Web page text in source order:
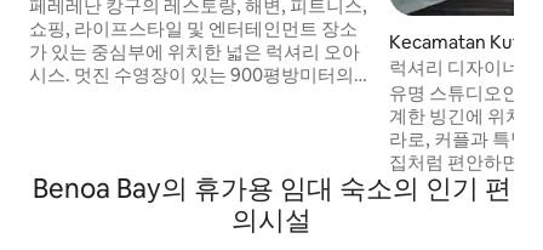
페레레난 캉구의 레스토랑, 해변, 피트니스,
쇼핑, 라이프스타일 및 엔터테인먼트 장소
가 있는 중심부에 위치한 넓은 럭셔리 오아
시스. 멋진 수영장이 있는 900평방미터의
이 하우스 마사지를 제공하며, 특별한 점심
또는 저녁 식사를 쉽게 준비해 드립니다! 75
인치 소니를 포함한 3개의 TV. 베라와 및 에
Kecamatan Kuta
집
럭셔리 디자이너
유명 스튜디오인
계한 빙긴에 위치
라로, 커플과 특별
집처럼 편안하면
제공하는 따뜻하고
트인 거실은 전용
Benoa Bay의 휴가용 임대 숙소의 인기 편
의시설